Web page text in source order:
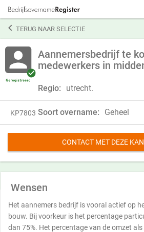
TERUG NAAR SELECTIE
Aannemersbedrijf te
medewerkers in
Regio: utrecht.
KP7803 Soort overname: Geheel
CONTACT MET DEZE
Wensen
Het aannemers bedrijf is vooral actief op
bouw. Bij voorkeur is het percentage
dan 75%. Het percentage van de omzet